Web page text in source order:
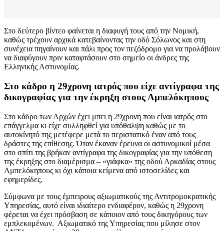
Στο δεύτερο βίντεο φαίνεται η διαφυγή τους από την Νομική,
καθώς τρέχουν αρχικά κατεβαίνοντας την οδό Σόλωνος και στη
συνέχεια πηγαίνουν και πάλι προς τον πεζόδρομο για να προλάβουν
να διαφύγουν πριν καταφτάσουν στο σημείο οι άνδρες της
Ελληνικής Αστυνομίας.
Στο κάδρο η 29χρονη ιατρός που είχε αντίγραφα της
δικογραφίας για την έκρηξη στους Αμπελόκηπους
Στο κάδρο των Αρχών έχει μπει η 29χρονη που είναι ιατρός στο
επάγγελμα κι είχε συλληφθεί για υπόθαλψη καθώς με το
αυτοκίνητό της μετέφερε μετά το περιστατικό έναν από τους
δράστες της επίθεσης. Όταν έκαναν έρευνα οι αστυνομικοί μέσα
στο σπίτι της βρήκαν αντίγραφα της δικογραφίας για την υπόθεση
της έκρηξης στο διαμέρισμα – «γιάφκα» της οδού Αρκαδίας στους
Αμπελόκηπους κι όχι κάποια κείμενα από ιστοσελίδες και
εφημερίδες.
Σύμφωνα με τους έμπειρους αξιωματικούς της Αντιτρομοκρατικής
Υπηρεσίας, αυτό είναι ιδιαίτερο ενδιαφέρον, καθώς η 29χρονη
φέρεται να έχει πρόσβαση σε κάποιον από τους δικηγόρους των
εμπλεκομένων. Αξιωματικό της Υπηρεσίας που μίλησε στον